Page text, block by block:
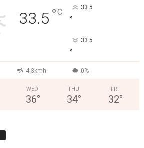
33.5 °C 33.5
°
33.5
°
4.3kmh 0%
WED
36°
THU
34°
FRI
32°